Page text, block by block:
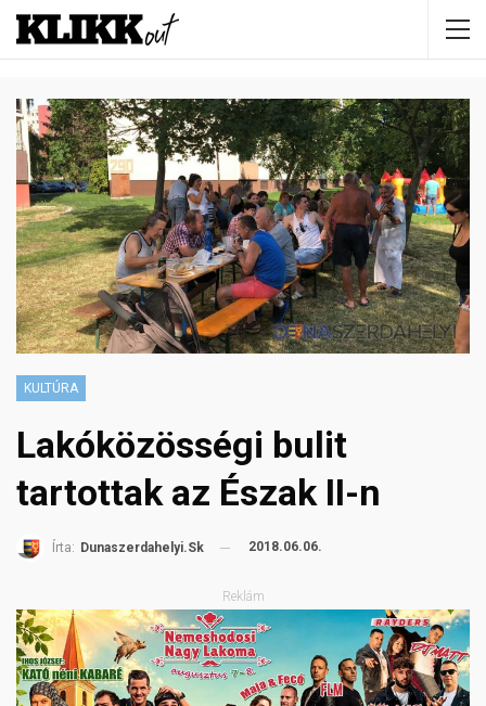
KULTÚRA
Lakóközösségi bulit
tartottak az Észak II-n
Írta: Dunaszerdahelyi.sk 2018.06.06.
Reklám